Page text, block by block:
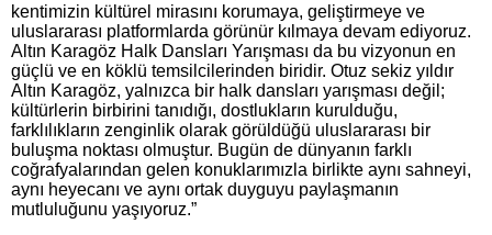
kentimizin kültürel mirasını korumaya, geliştirmeye ve
uluslararası platformlarda görünür kılmaya devam ediyoruz.
Altın Karagöz Halk Dansları Yarışması da bu vizyonun en
güçlü ve en köklü temsilcilerinden biridir. Otuz sekiz yıldır
Altın Karagöz, yalnızca bir halk dansları yarışması değil;
kültürlerin birbirini tanıdığı, dostlukların kurulduğu,
farklılıkların zenginlik olarak görüldüğü uluslararası bir
buluşma noktası olmuştur. Bugün de dünyanın farklı
coğrafyalarından gelen konuklarımızla birlikte aynı sahneyi,
aynı heyecanı ve aynı ortak duyguyu paylaşmanın
mutluluğunu yaşıyoruz.”